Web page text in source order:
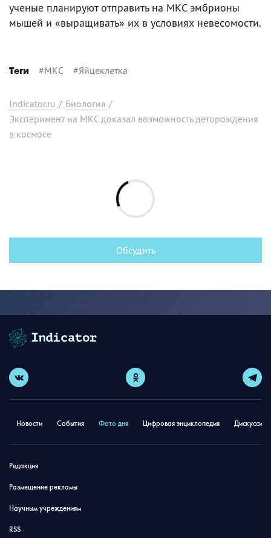
ученые планируют отправить на МКС эмбрионы
мышей и «выращивать» их в условиях невесомости.
Теги #МКС #Яйцеклетка
Indicator.ru / Биология /
Эксперимент на МКС доказал возможность деторождения
в космосе
Обсудить
Новости События Фото дня Цифровая энциклопедия
Редакция
Размещение рекламы
Научным учреждениям
RSS